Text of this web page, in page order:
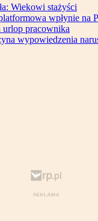
Wiekowi stażyści
wpłynie na
urlop pracownika
wypowiedzenia